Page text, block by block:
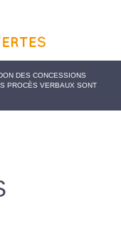
DES CONCESSIONS
PROCÈS VERBAUX SONT